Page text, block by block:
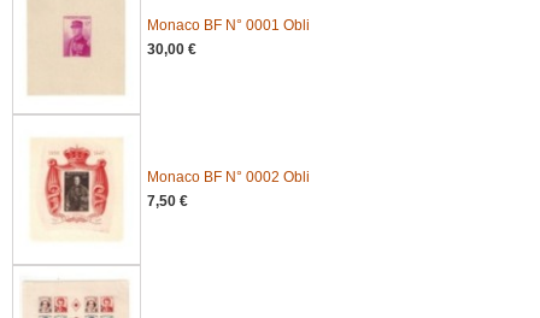
Monaco BF N° 0001 Obli
30,00 €
Monaco BF N° 0002 Obli
7,50 €